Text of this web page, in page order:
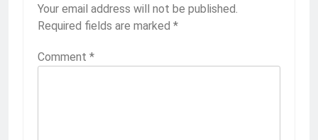
Your email address will not be published.
Required fields are marked *
Comment *